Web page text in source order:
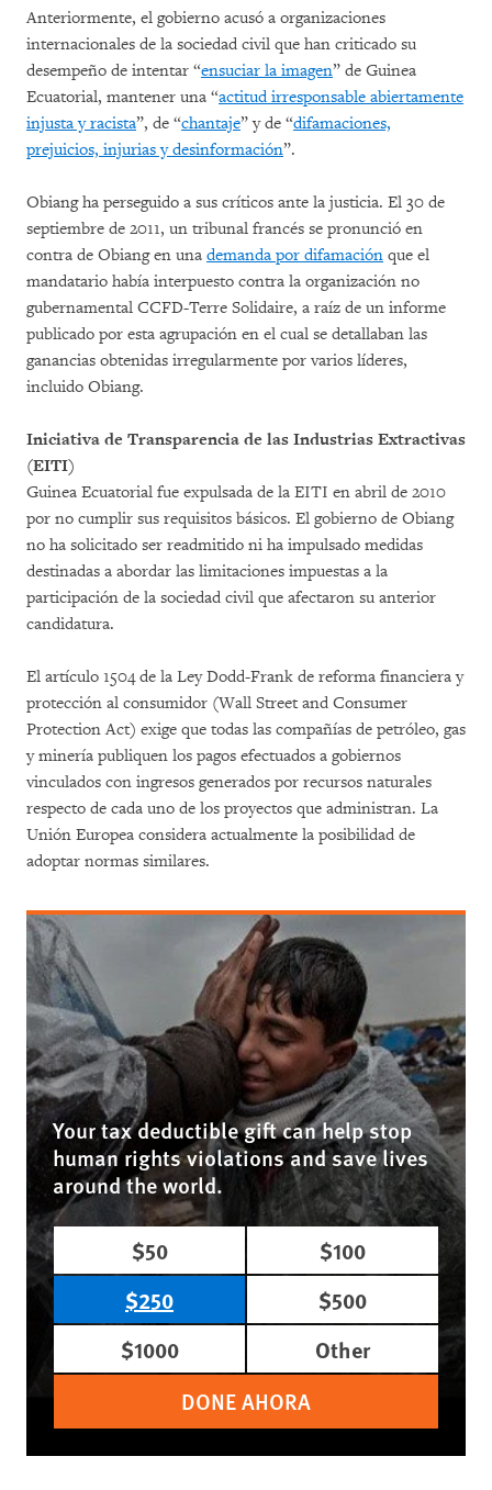
Anteriormente, el gobierno acusó a organizaciones
internacionales de la sociedad civil que han criticado su
desempeño de intentar “ensuciar la imagen” de Guinea
Ecuatorial, mantener una “actitud irresponsable abiertamente
injusta y racista”, de “chantaje” y de “difamaciones,
prejuicios, injurias y desinformación”.
Obiang ha perseguido a sus críticos ante la justicia. El 30 de
septiembre de 2011, un tribunal francés se pronunció en
contra de Obiang en una demanda por difamación que el
mandatario había interpuesto contra la organización no
gubernamental CCFD-Terre Solidaire, a raíz de un informe
publicado por esta agrupación en el cual se detallaban las
ganancias obtenidas irregularmente por varios líderes,
incluido Obiang.
Iniciativa de Transparencia de las Industrias Extractivas
(EITI)
Guinea Ecuatorial fue expulsada de la EITI en abril de 2010
por no cumplir sus requisitos básicos. El gobierno de Obiang
no ha solicitado ser readmitido ni ha impulsado medidas
destinadas a abordar las limitaciones impuestas a la
participación de la sociedad civil que afectaron su anterior
candidatura.
El artículo 1504 de la Ley Dodd-Frank de reforma financiera y
protección al consumidor (Wall Street and Consumer
Protection Act) exige que todas las compañías de petróleo, gas
y minería publiquen los pagos efectuados a gobiernos
vinculados con ingresos generados por recursos naturales
respecto de cada uno de los proyectos que administran. La
Unión Europea considera actualmente la posibilidad de
adoptar normas similares.
Your tax deductible gift can help stop
human rights violations and save lives
around the world.
$50
$100
$250
$500
$1000
Other
DONE AHORA